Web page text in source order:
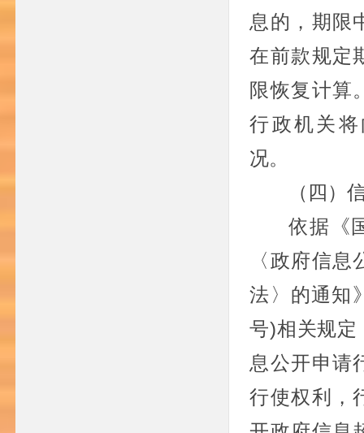
息的，期限
在前款规定
限恢复计算
行政机关
况。
（四）
依据《
〈政府信
法〉的通知
号)相关规定
息公开申请
行使权利，